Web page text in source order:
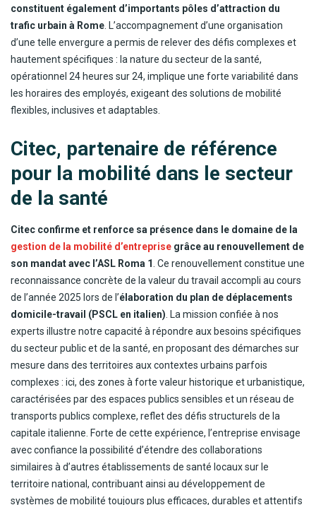
constituent également d’importants pôles d’attraction du
trafic urbain à Rome. L’accompagnement d’une organisation
d’une telle envergure a permis de relever des défis complexes et
hautement spécifiques : la nature du secteur de la santé,
opérationnel 24 heures sur 24, implique une forte variabilité dans
les horaires des employés, exigeant des solutions de mobilité
flexibles, inclusives et adaptables.
Citec, partenaire de référence
pour la mobilité dans le secteur
de la santé
Citec confirme et renforce sa présence dans le domaine de la
gestion de la mobilité d’entreprise grâce au renouvellement de
son mandat avec l’ASL Roma 1. Ce renouvellement constitue une
reconnaissance concrète de la valeur du travail accompli au cours
de l’année 2025 lors de l’élaboration du plan de déplacements
domicile-travail (PSCL en italien). La mission confiée à nos
experts illustre notre capacité à répondre aux besoins spécifiques
du secteur public et de la santé, en proposant des démarches sur
mesure dans des territoires aux contextes urbains parfois
complexes : ici, des zones à forte valeur historique et urbanistique,
caractérisées par des espaces publics sensibles et un réseau de
transports publics complexe, reflet des défis structurels de la
capitale italienne. Forte de cette expérience, l’entreprise envisage
avec confiance la possibilité d’étendre des collaborations
similaires à d’autres établissements de santé locaux sur le
territoire national, contribuant ainsi au développement de
systèmes de mobilité toujours plus efficaces, durables et attentifs